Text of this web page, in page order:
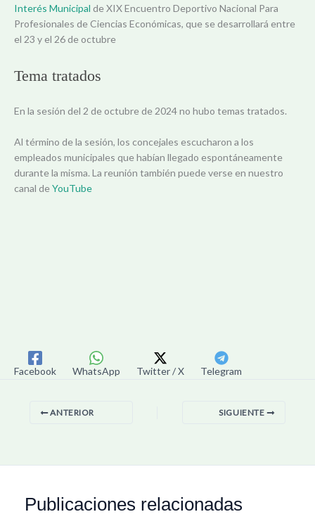
Interés Municipal de XIX Encuentro Deportivo Nacional Para
Profesionales de Ciencias Económicas, que se desarrollará entre
el 23 y el 26 de octubre
Tema tratados
En la sesión del 2 de octubre de 2024 no hubo temas tratados.
Al término de la sesión, los concejales escucharon a los
empleados municipales que habían llegado espontáneamente
durante la misma. La reunión también puede verse en nuestro
canal deYouTube
Facebook WhatsApp Twitter / X Telegram
ANTERIOR SIGUIENTE
Publicaciones relacionadas